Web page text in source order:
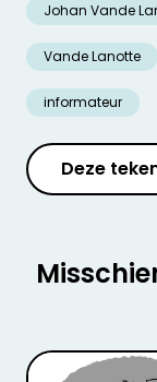
Johan Vande
Vande Lanotte
informateur
Deze